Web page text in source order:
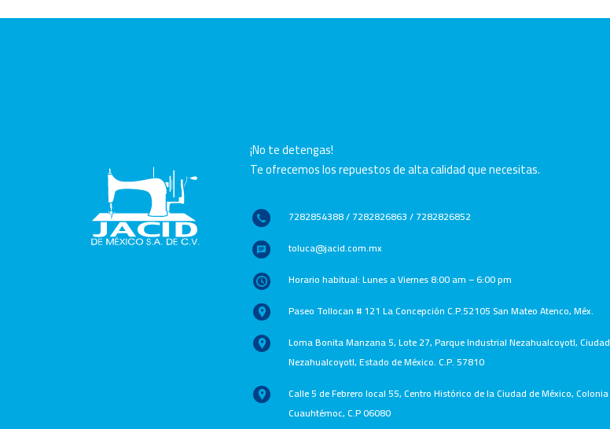
¡No te detengas!
Te ofrecemos los repuestos de alta calidad que necesitas.
7282854388 / 7282826863 / 7282826852
toluca@jacid.com.mx
Horario habitual: Lunes a Viernes 8:00 am – 6:00 pm
Paseo Tollocan # 121 La Concepción C.P.52105 San Mateo Atenco, Méx.
Loma Bonita Manzana 5, Lote 27, Parque Industrial Nezahualcoyotl, Ciudad
Nezahualcoyotl, Estado de México. C.P. 57810
Calle 5 de Febrero local 55, Centro Histórico de la Ciudad de México, Colonia
Cuauhtémoc, C.P 06080